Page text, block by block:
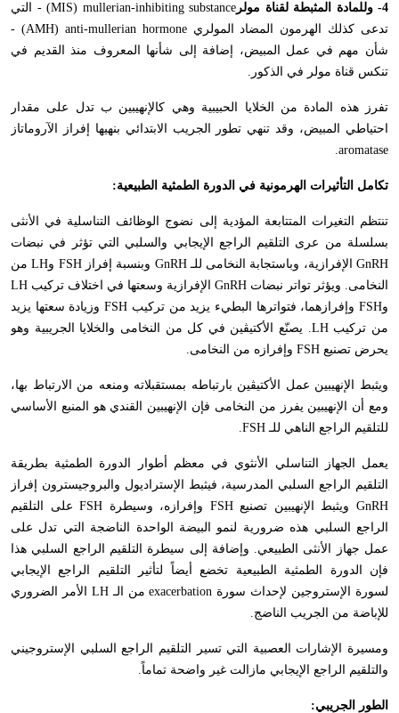
4- وللمادة المثبطة لقناة مولر (MIS) mullerian-inhibiting substance - التي
تدعى كذلك الهرمون المضاد المولري(AMH) anti-mullerian hormone
-
شأن مهم في عمل المبيض، إضافة إلى شأنها المعروف منذ القديم في
تنكس قناة مولر في الذكور.
تفرز هذه المادة من الخلايا الحبيبية وهي كالإنهيبين ب تدل على مقدار
احتياطي المبيض، وقد تنهي تطور الجريب الابتدائي بنهيها إفراز الآروماتاز
aromatase
.
تكامل التأثيرات الهرمونية في الدورة الطمثية الطبيعية:
تنتظم التغيرات المتتابعة المؤدية إلى نضوج الوظائف التناسلية في الأنثى
بسلسلة من عرى التلقيم الراجع الإيجابي والسلبي التي تؤثر في نبضات
GnRHالإفرازية، وباستجابة النخامى للـGnRH وبنسبة إفرازFSH وLHمن
النخامى. ويؤثر تواتر نبضات GnRH الإفرازية وسعتها في اختلاف تركيب LH
وFSHوإفرازهما، فتواترها البطيء يزيد من تركيب FSHوزيادة سعتها يزيد
من تركيبLH. يصنّع الأكتيڤين في كل من النخامى والخلايا الجريبية وهو
يحرض تصنيع FSH وإفرازه من النخامى.
ويثبط الإنهيبين عمل الأكتيڤين بارتباطه بمستقبلاته ومنعه من الارتباط بها،
ومع أن الإنهيبين يفرز من النخامى فإن الإنهيبين القندي هو المنبع الأساسي
للتلقيم الراجع الناهي للـ FSH
.
يعمل الجهاز التناسلي الأنثوي في معظم أطوار الدورة الطمثية بطريقة
التلقيم الراجع السلبي المدرسية، فيثبط الإستراديول والبروجيسترون إفراز
GnRHويثبط الإنهيبين تصنيعFSH وإفرازه، وسيطرة FSHعلى التلقيم
الراجع السلبي هذه ضرورية لنمو البيضة الواحدة الناضجة التي تدل على
عمل جهاز الأنثى الطبيعي. وإضافة إلى سيطرة التلقيم الراجع السلبي هذا
فإن الدورة الطمثية الطبيعية تخضع أيضاً لتأثير التلقيم الراجع الإيجابي
لسورة الإستروجين لإحداث سورة exacerbationمن الـLH الأمر الضروري
للإباضة من الجريب الناضج.
ومسيرة الإشارات العصبية التي تسير التلقيم الراجع السلبي الإستروجيني
والتلقيم الراجع الإيجابي مازالت غير واضحة تماماً.
الطور الجريبي: